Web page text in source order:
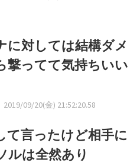
に対しては結構ダメ
撃ってて気持ちいい
2019/09/20(金) 21:52:20.58
て言ったけど相手に
ルは全然あり